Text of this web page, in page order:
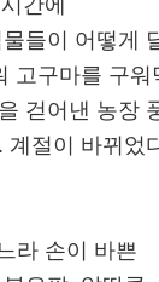
들이 어떻게
고구마를 구워
걷어낸 농장
계절이 바뀌었
라 손이 바쁜